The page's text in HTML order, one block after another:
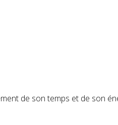
de son temps et de son